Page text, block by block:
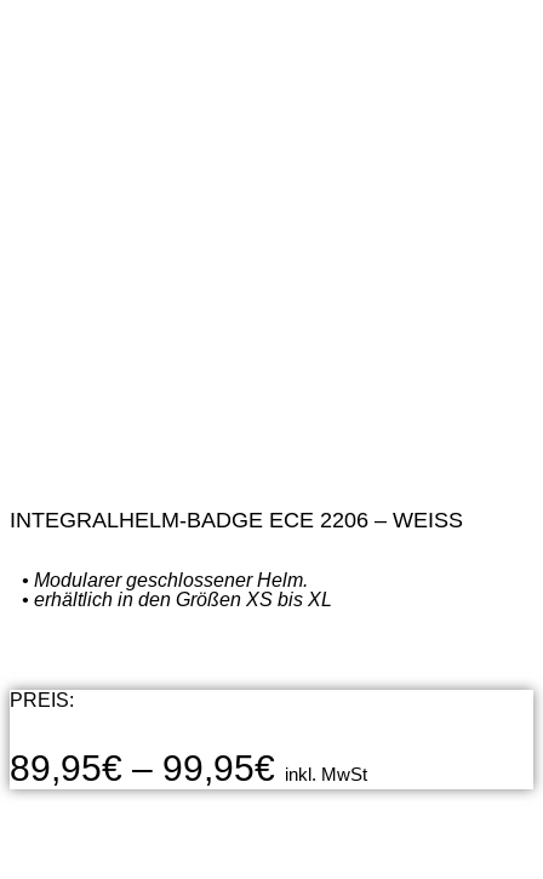
INTEGRALHELM-BADGE ECE 2206 – WEISS
• Modularer geschlossener Helm.
• erhältlich in den Größen XS bis XL
PREIS:
89,95€ – 99,95€ inkl. MwSt